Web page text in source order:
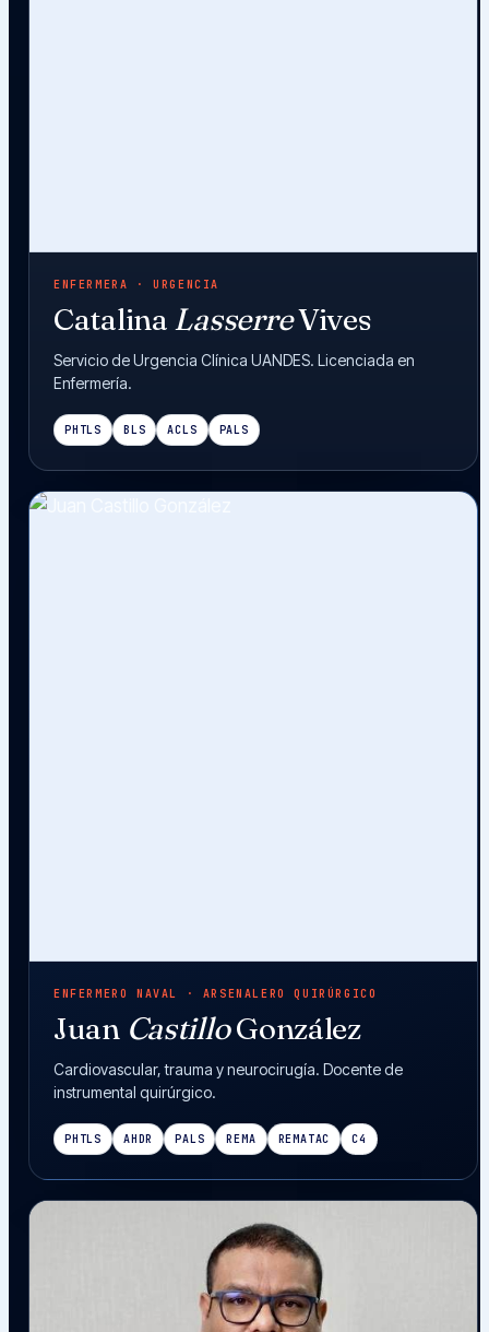
ENFERMERA · URGENCIA
Catalina LasserreVives
Servicio de Urgencia Clínica UANDES. Licenciada en
Enfermería.
PHTLS BLS ACLS PALS
ENFERMERO NAVAL · ARSENALERO QUIRÚRGICO
Juan CastilloGonzález
Cardiovascular, trauma y neurocirugía. Docente de
instrumental quirúrgico.
PHTLS AHDR PALS REMA REMATAC C4